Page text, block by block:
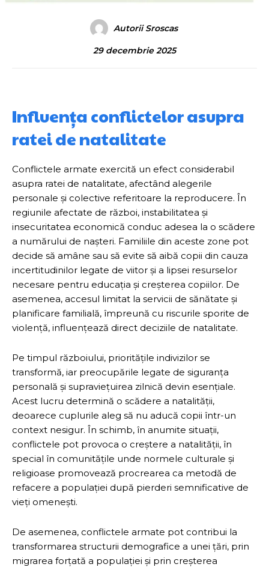
Autorii Sroscas
29 decembrie 2025
Influența conflictelor asupra
ratei de natalitate
Conflictele armate exercită un efect considerabil
asupra ratei de natalitate, afectând alegerile
personale și colective referitoare la reproducere. În
regiunile afectate de război, instabilitatea și
insecuritatea economică conduc adesea la o scădere
a numărului de nașteri. Familiile din aceste zone pot
decide să amâne sau să evite să aibă copii din cauza
incertitudinilor legate de viitor și a lipsei resurselor
necesare pentru educația și creșterea copiilor. De
asemenea, accesul limitat la servicii de sănătate și
planificare familială, împreună cu riscurile sporite de
violență, influențează direct deciziile de natalitate.
Pe timpul războiului, prioritățile indivizilor se
transformă, iar preocupările legate de siguranța
personală și supraviețuirea zilnică devin esențiale.
Acest lucru determină o scădere a natalității,
deoarece cuplurile aleg să nu aducă copii într-un
context nesigur. În schimb, în anumite situații,
conflictele pot provoca o creștere a natalității, în
special în comunitățile unde normele culturale și
religioase promovează procrearea ca metodă de
refacere a populației după pierderi semnificative de
vieți omenești.
De asemenea, conflictele armate pot contribui la
transformarea structurii demografice a unei țări, prin
migrarea forțată a populației și prin creșterea